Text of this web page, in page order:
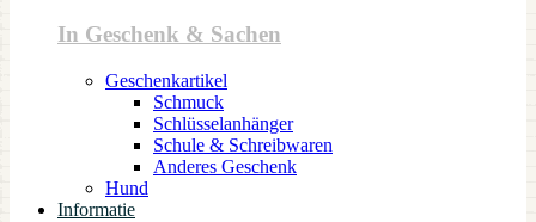
In Geschenk & Sachen
Geschenkartikel
Schmuck
Schlüsselanhänger
Schule & Schreibwaren
Anderes Geschenk
Hund
Informatie